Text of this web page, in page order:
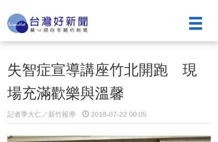
失智症宣導講座竹北開跑 現
場充滿歡樂與溫馨
記者季大仁／新竹報導 2018-07-22 00:05